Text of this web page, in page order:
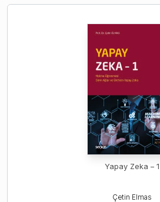
Yapay Zeka – 1
Çetin Elmas